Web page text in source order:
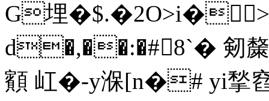
G埋
d�,��:�#8`� 剱斄
顮 屸�-y湺[n�# yi揫